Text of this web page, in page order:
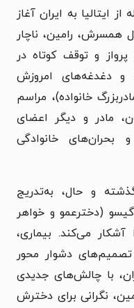
ایتالیا به ایران آغاز
همسرش، رامین، ناچار
و توقف کوتاه در
و دغدغه‌های امروزش
خانواده)، مراسم
مادر و دیگر اعضای
بحران‌های خانوادگی
و حال، به‌تدریج
گیسو (دخترعمو و خواهر
می‌کند. بیماری،
دشوار محور
با چالش‌های جدیدی
نگرانی برای دخترش